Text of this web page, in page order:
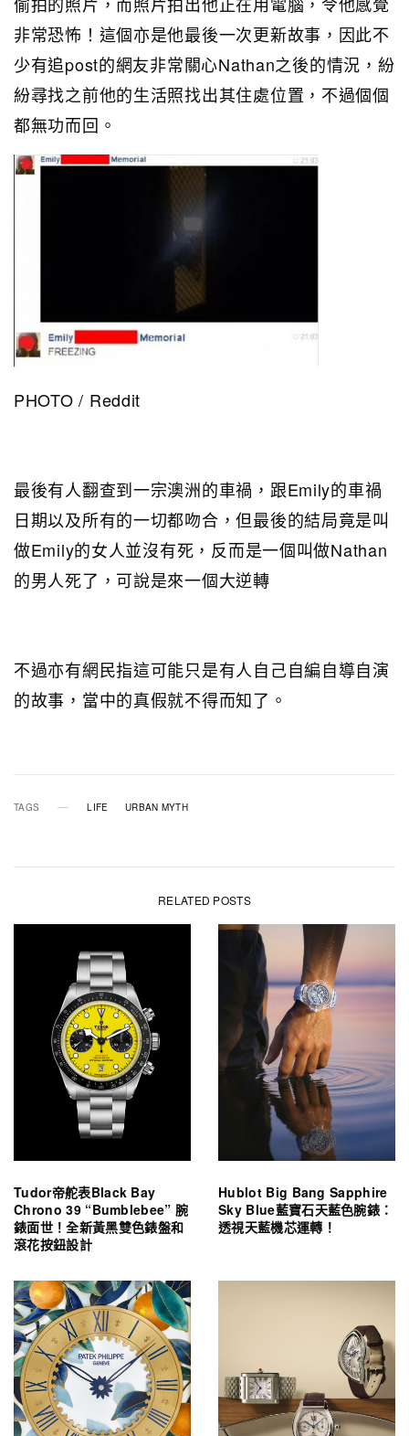
非常恐怖！這個亦是他最後一次更新故事，因此不
少有追post的網友非常關心Nathan之後的情況，紛
紛尋找之前他的生活照找出其住處位置，不過個個
都無功而回。
PHOTO / Reddit
最後有人翻查到一宗澳洲的車禍，跟Emily的車禍
日期以及所有的一切都吻合，但最後的結局竟是叫
做Emily的女人並沒有死，反而是一個叫做Nathan
的男人死了，可說是來一個大逆轉
不過亦有網民指這可能只是有人自己自編自導自演
的故事，當中的真假就不得而知了。
TAGS LIFE URBAN MYTH
RELATED POSTS
Tudor帝舵表Black Bay
Chrono 39 “Bumblebee” 腕
錶面世！全新黃黑雙色錶盤和
滾花按鈕設計
Hublot Big Bang Sapphire
Sky Blue藍寶石天藍色腕錶：
透視天藍機芯運轉！